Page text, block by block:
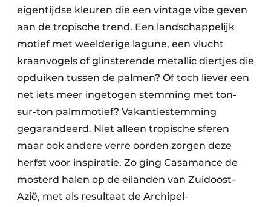
eigentijdse kleuren die een vintage vibe geven
aan de tropische trend. Een landschappelijk
motief met weelderige lagune, een vlucht
kraanvogels of glinsterende metallic diertjes die
opduiken tussen de palmen? Of toch liever een
net iets meer ingetogen stemming met ton-
sur-ton palmmotief? Vakantiestemming
gegarandeerd. Niet alleen tropische sferen
maar ook andere verre oorden zorgen deze
herfst voor inspiratie. Zo ging Casamance de
mosterd halen op de eilanden van Zuidoost-
Azië, met als resultaat de Archipel-